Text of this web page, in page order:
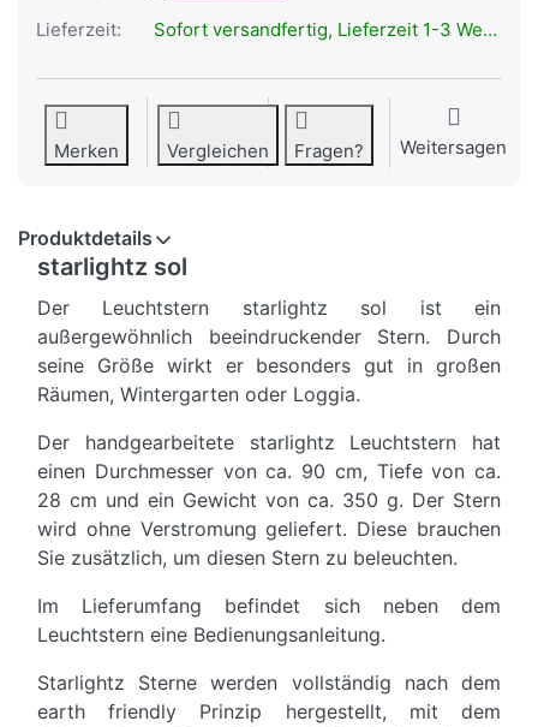
Lieferzeit: Sofort versandfertig, Lieferzeit 1-3 Werktage.
Merken Vergleichen Fragen? Weitersagen
Produktdetails
starlightz sol
Der Leuchtstern starlightz sol ist ein
außergewöhnlich beeindruckender Stern. Durch
seine Größe wirkt er besonders gut in großen
Räumen, Wintergarten oder Loggia.
Der handgearbeitete starlightz Leuchtstern hat
einen Durchmesser von ca. 90 cm, Tiefe von ca.
28 cm und ein Gewicht von ca. 350 g. Der Stern
wird ohne Verstromung geliefert. Diese brauchen
Sie zusätzlich, um diesen Stern zu beleuchten.
Im Lieferumfang befindet sich neben dem
Leuchtstern eine Bedienungsanleitung.
Starlightz Sterne werden vollständig nach dem
earth friendly Prinzip hergestellt, mit dem